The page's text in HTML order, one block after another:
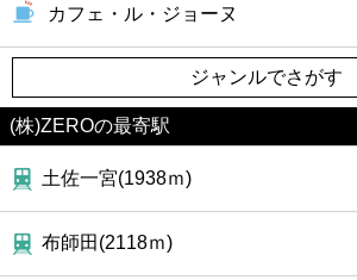
ファミレス
ファーストフード
カフェ
ショッピング
カフェ・ル・ジョーヌ
ジャンルでさがす
(株)ZEROの最寄駅
土佐一宮(1938ｍ)
布師田(2118ｍ)